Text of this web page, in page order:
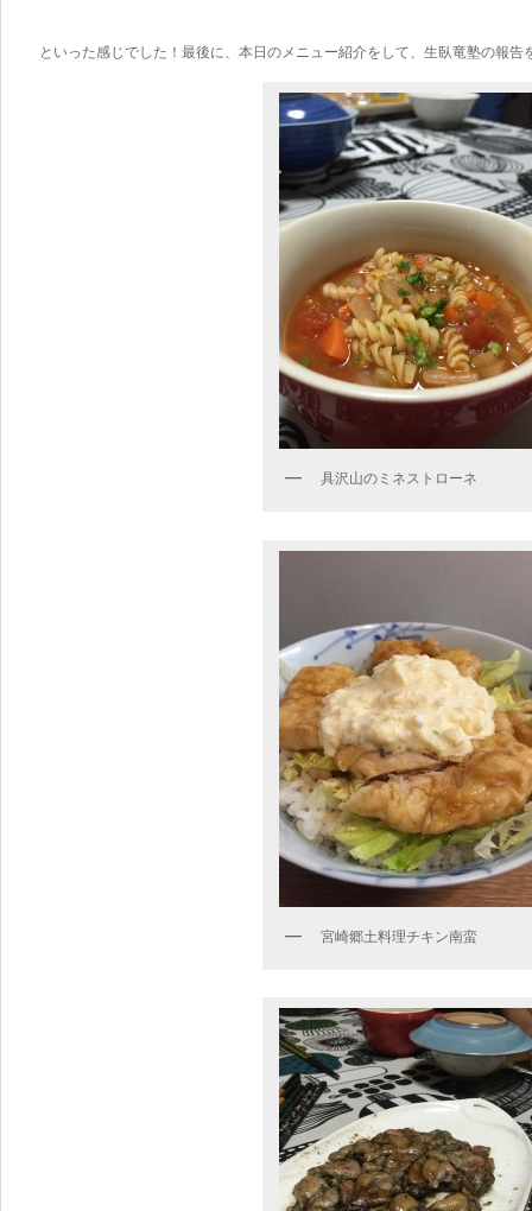
といった感じでした！最後に、本日のメニュー紹介をして、生臥竜塾の報告
具沢山のミネストローネ
宮崎郷土料理チキン南蛮